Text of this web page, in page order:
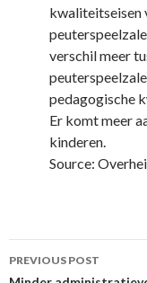
kwaliteitseisen
verschil meer
pedagogische
Er komt meer
kinderen.
Source:
Post
PREVIOUS POST